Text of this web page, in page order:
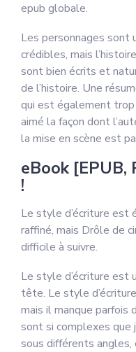
epub globale.
Les personnages sont
crédibles, mais
sont bien écrits et
de l’histoire. Une
qui est également trop
aimé la façon dont
la mise en scène est
eBook [EPUB,
!
Le style d’écriture
raffiné, mais Drôle de
difficile à suivre.
Le style d’écriture est
tête. Le style
mais il manque parfois
sont si complexes que
sous différents angles,